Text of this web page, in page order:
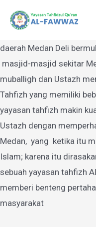
Yayasan Tahfidzul
Yayasan Tahfidzul
daerah Medan Deli
masjid-masjid sekitar
muballigh dan Ustazh
Tahfizh yang memiliki
yayasan tahfizh makin
Ustazh dengan
Medan, yang ketika itu
Islam; karena itu
sebuah yayasan tahfizh
memberi benteng
masyarakat